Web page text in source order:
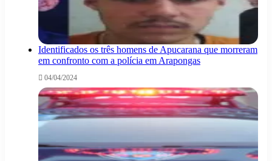
Identificados os três homens de Apucarana que morreram
em confronto com a polícia em Arapongas
04/04/2024